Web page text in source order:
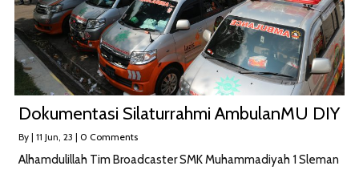
Dokumentasi Silaturrahmi AmbulanMU DIY
By | 11 Jun, 23 | 0 Comments
Alhamdulillah Tim Broadcaster SMK Muhammadiyah 1 Sleman